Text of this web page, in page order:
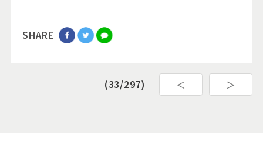
SHARE
(33/297) ＜ ＞